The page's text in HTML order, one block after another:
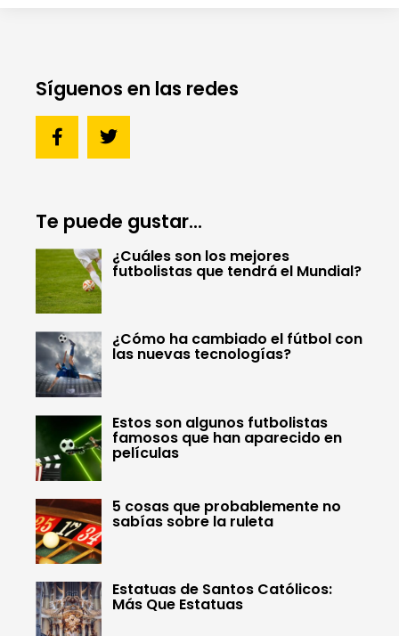
Síguenos en las redes
Te puede gustar...
¿Cuáles son los mejores
futbolistas que tendrá el Mundial?
¿Cómo ha cambiado el fútbol con
las nuevas tecnologías?
Estos son algunos futbolistas
famosos que han aparecido en
películas
5 cosas que probablemente no
sabías sobre la ruleta
Estatuas de Santos Católicos:
Más Que Estatuas